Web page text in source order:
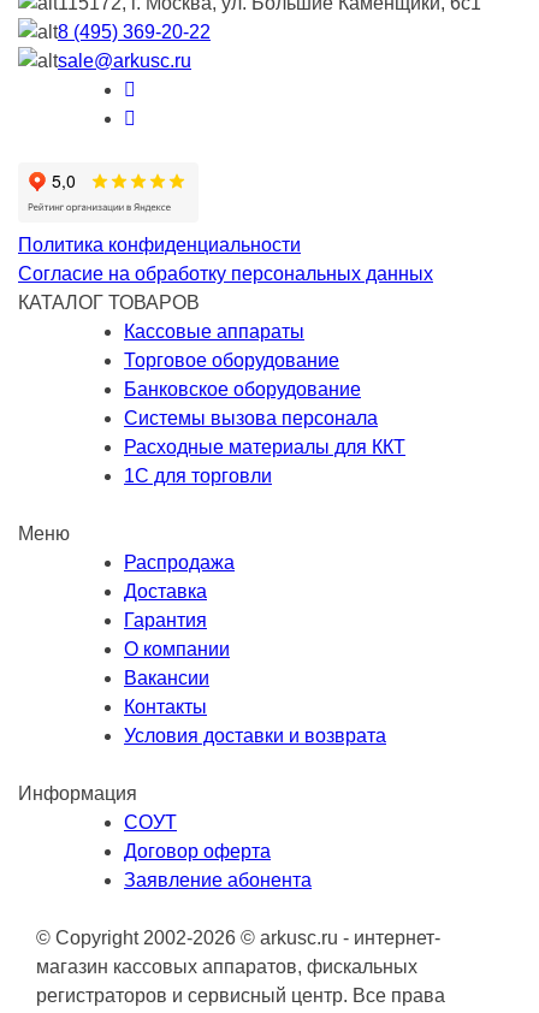
8 (495) 369-20-22
sale@arkusc.ru
Политика конфиденциальности
Согласие на обработку персональных данных
КАТАЛОГ ТОВАРОВ
Кассовые аппараты
Торговое оборудование
Банковское оборудование
Системы вызова персонала
Расходные материалы для ККТ
1С для торговли
Меню
Распродажа
Доставка
Гарантия
О компании
Вакансии
Контакты
Условия доставки и возврата
Информация
СОУТ
Договор оферта
Заявление абонента
© Copyright 2002-2026 © arkusc.ru - интернет-
магазин кассовых аппаратов, фискальных
регистраторов и сервисный центр. Все права